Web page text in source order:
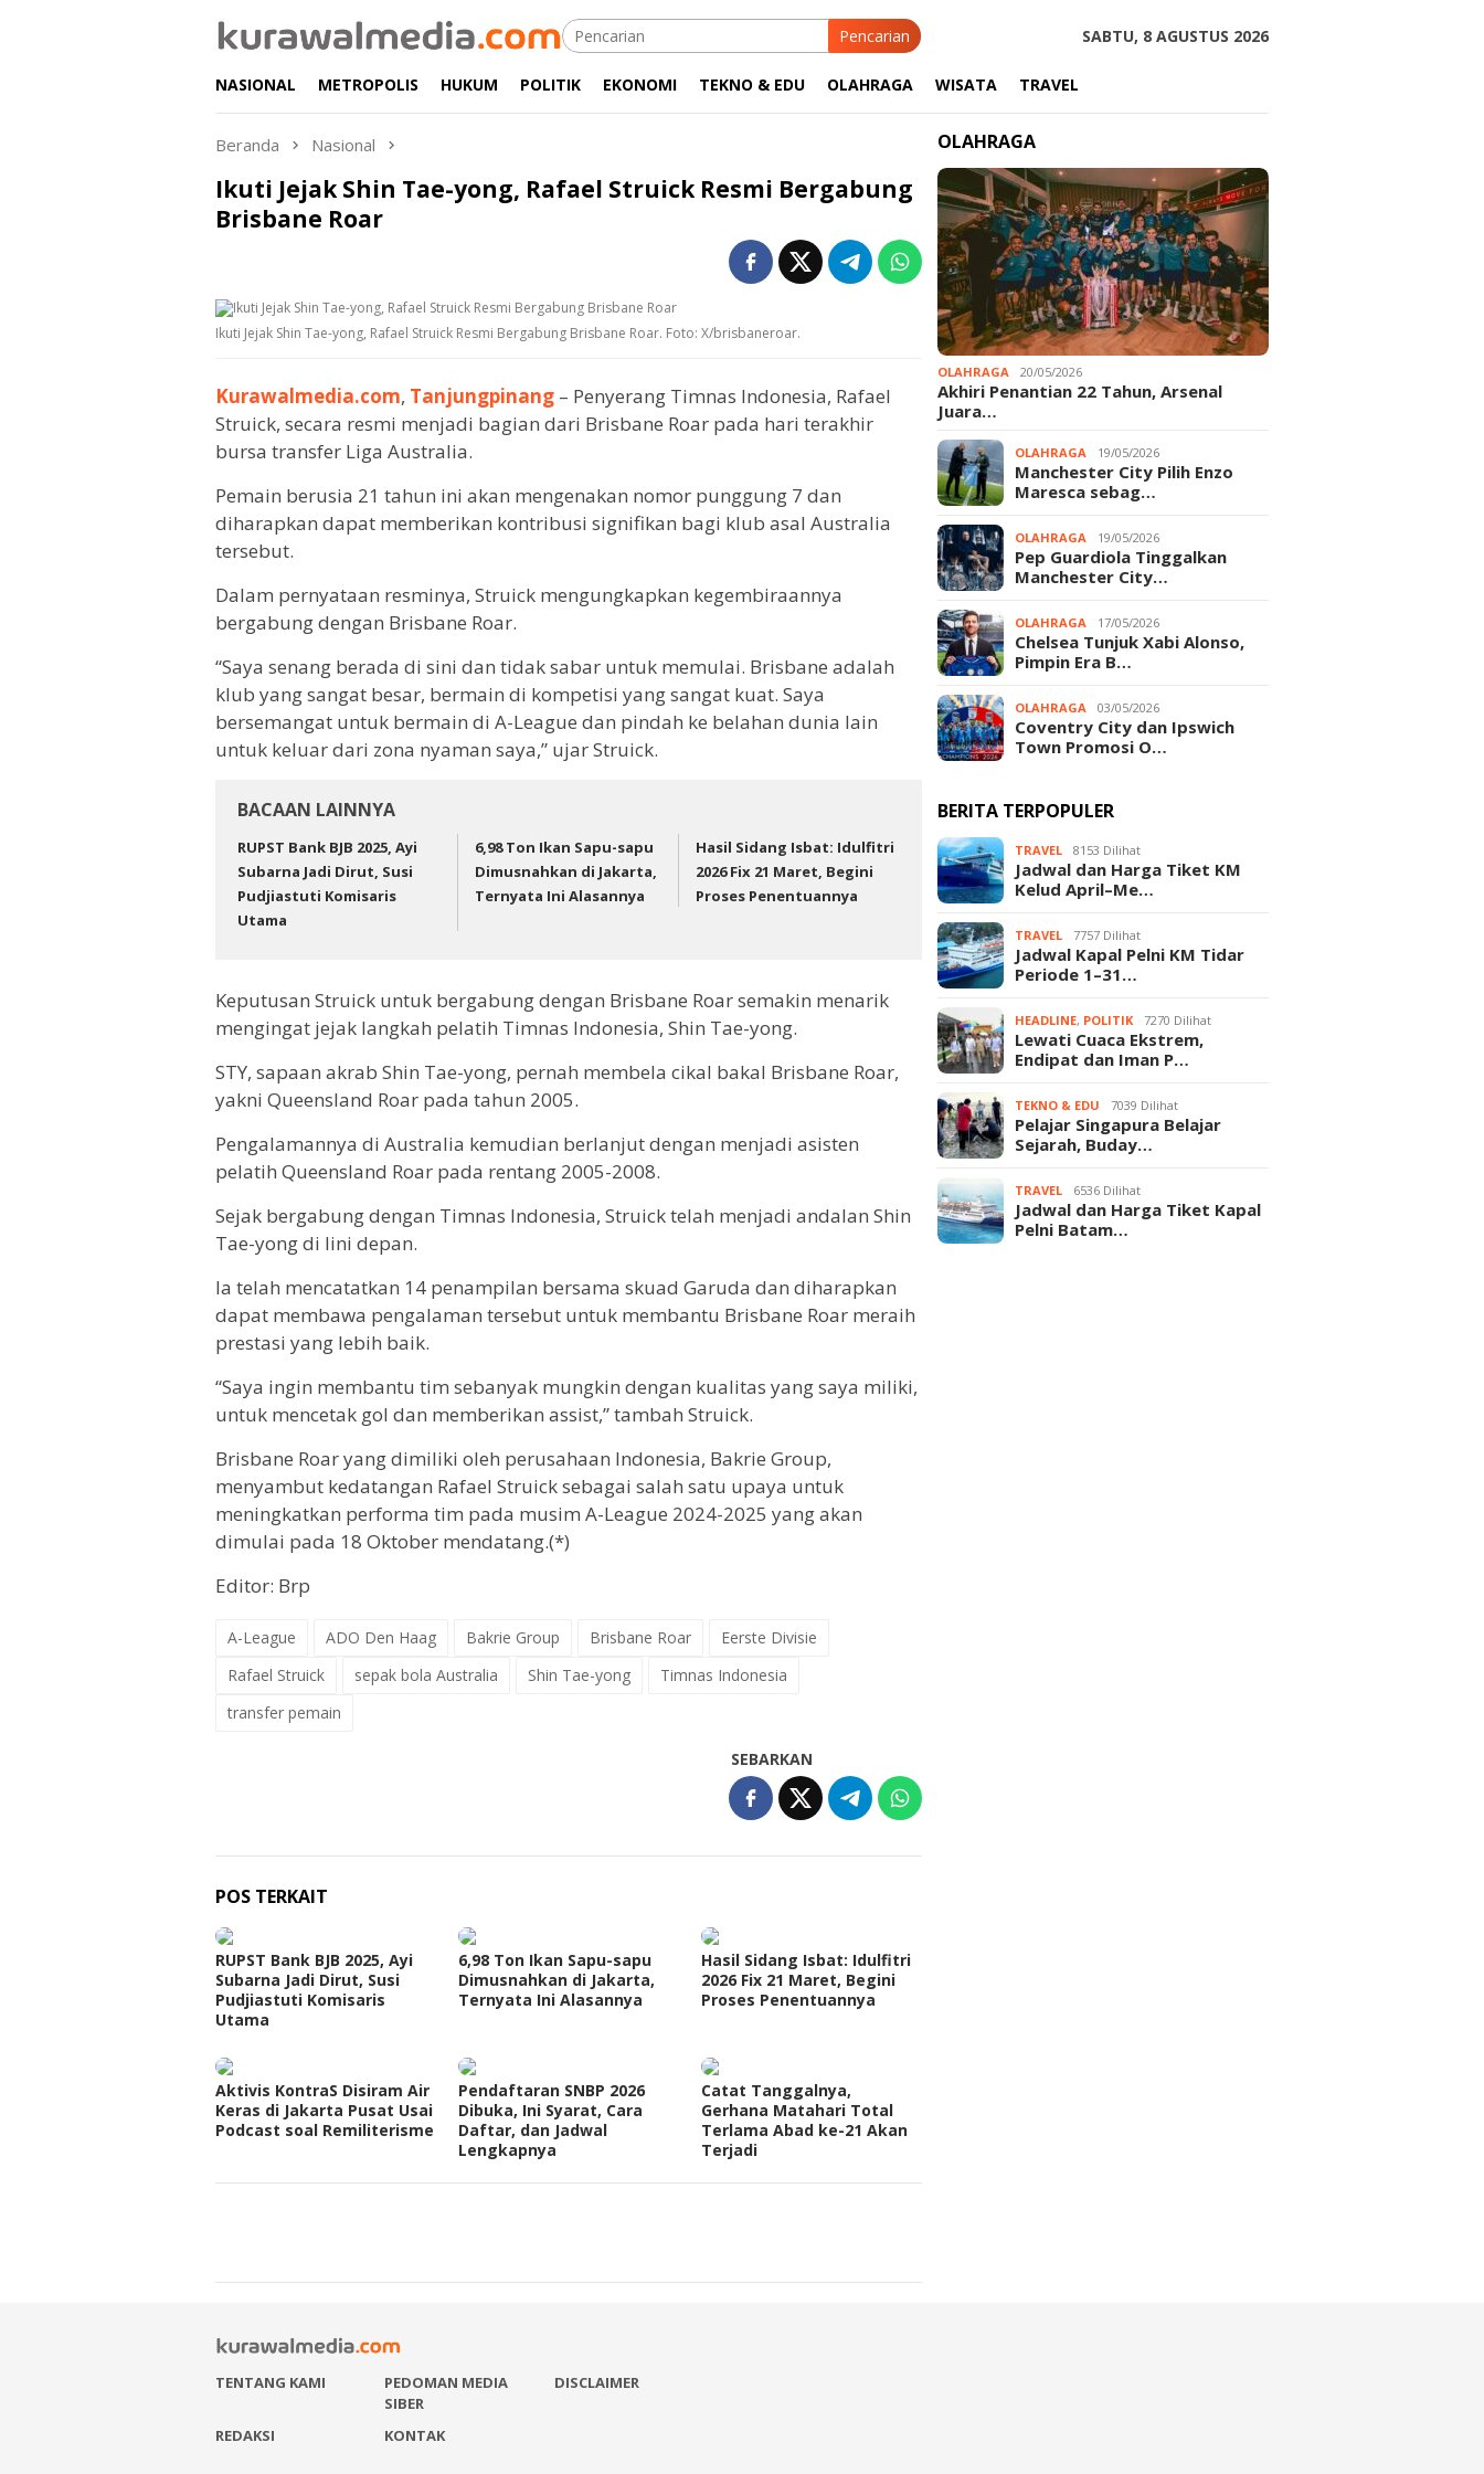
Pencarian SABTU, 8 AGUSTUS 2026
NASIONAL METROPOLIS HUKUM POLITIK EKONOMI TEKNO & EDU OLAHRAGA WISATA TRAVEL
Beranda Nasional
Ikuti Jejak Shin Tae-yong, Rafael Struick Resmi Bergabung
Brisbane Roar
Ikuti Jejak Shin Tae-yong, Rafael Struick Resmi Bergabung Brisbane Roar. Foto: X/brisbaneroar.
Kurawalmedia.com, Tanjungpinang – Penyerang Timnas Indonesia, Rafael
Struick, secara resmi menjadi bagian dari Brisbane Roar pada hari terakhir
bursa transfer Liga Australia.
Pemain berusia 21 tahun ini akan mengenakan nomor punggung 7 dan
diharapkan dapat memberikan kontribusi signifikan bagi klub asal Australia
tersebut.
Dalam pernyataan resminya, Struick mengungkapkan kegembiraannya
bergabung dengan Brisbane Roar.
“Saya senang berada di sini dan tidak sabar untuk memulai. Brisbane adalah
klub yang sangat besar, bermain di kompetisi yang sangat kuat. Saya
bersemangat untuk bermain di A-League dan pindah ke belahan dunia lain
untuk keluar dari zona nyaman saya,” ujar Struick.
BACAAN LAINNYA
RUPST Bank BJB 2025, Ayi
Subarna Jadi Dirut, Susi
Pudjiastuti Komisaris
Utama
6,98 Ton Ikan Sapu-sapu
Dimusnahkan di Jakarta,
Ternyata Ini Alasannya
Hasil Sidang Isbat: Idulfitri
2026 Fix 21 Maret, Begini
Proses Penentuannya
Keputusan Struick untuk bergabung dengan Brisbane Roar semakin menarik
mengingat jejak langkah pelatih Timnas Indonesia, Shin Tae-yong.
STY, sapaan akrab Shin Tae-yong, pernah membela cikal bakal Brisbane Roar,
yakni Queensland Roar pada tahun 2005.
Pengalamannya di Australia kemudian berlanjut dengan menjadi asisten
pelatih Queensland Roar pada rentang 2005-2008.
Sejak bergabung dengan Timnas Indonesia, Struick telah menjadi andalan Shin
Tae-yong di lini depan.
Ia telah mencatatkan 14 penampilan bersama skuad Garuda dan diharapkan
dapat membawa pengalaman tersebut untuk membantu Brisbane Roar meraih
prestasi yang lebih baik.
“Saya ingin membantu tim sebanyak mungkin dengan kualitas yang saya miliki,
untuk mencetak gol dan memberikan assist,” tambah Struick.
Brisbane Roar yang dimiliki oleh perusahaan Indonesia, Bakrie Group,
menyambut kedatangan Rafael Struick sebagai salah satu upaya untuk
meningkatkan performa tim pada musim A-League 2024-2025 yang akan
dimulai pada 18 Oktober mendatang.(*)
Editor: Brp
A-League ADO Den Haag Bakrie Group Brisbane Roar
Eerste Divisie
Rafael Struick
sepak bola Australia Shin Tae-yong
Timnas Indonesia
transfer pemain
SEBARKAN
POS TERKAIT
RUPST Bank BJB 2025, Ayi
Subarna Jadi Dirut, Susi
Pudjiastuti Komisaris
Utama
6,98 Ton Ikan Sapu-sapu
Dimusnahkan di Jakarta,
Ternyata Ini Alasannya
Hasil Sidang Isbat: Idulfitri
2026 Fix 21 Maret, Begini
Proses Penentuannya
Aktivis KontraS Disiram Air
Keras di Jakarta Pusat Usai
Podcast soal Remiliterisme
Pendaftaran SNBP 2026
Dibuka, Ini Syarat, Cara
Daftar, dan Jadwal
Lengkapnya
Catat Tanggalnya,
Gerhana Matahari Total
Terlama Abad ke-21 Akan
Terjadi
OLAHRAGA
OLAHRAGA 20/05/2026
Akhiri Penantian 22 Tahun, Arsenal
Juara…
OLAHRAGA 19/05/2026
Manchester City Pilih Enzo
Maresca sebag…
OLAHRAGA 19/05/2026
Pep Guardiola Tinggalkan
Manchester City…
OLAHRAGA 17/05/2026
Chelsea Tunjuk Xabi Alonso,
Pimpin Era B…
OLAHRAGA 03/05/2026
Coventry City dan Ipswich
Town Promosi O…
BERITA TERPOPULER
TRAVEL 8153 Dilihat
Jadwal dan Harga Tiket KM
Kelud April–Me…
TRAVEL 7757 Dilihat
Jadwal Kapal Pelni KM Tidar
Periode 1–31…
HEADLINE, POLITIK 7270 Dilihat
Lewati Cuaca Ekstrem,
Endipat dan Iman P…
TEKNO & EDU 7039 Dilihat
Pelajar Singapura Belajar
Sejarah, Buday…
TRAVEL 6536 Dilihat
Jadwal dan Harga Tiket Kapal
Pelni Batam…
TENTANG KAMI
PEDOMAN MEDIA
SIBER
DISCLAIMER
REDAKSI KONTAK